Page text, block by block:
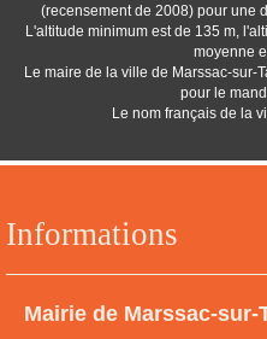
Informations
Mairie de Marssac-sur-
(recensement de 2008) pour une
L'altitude minimum est de 135 m,
moyenne
Le maire de la ville de Marssac-sur-
pour le
Le nom français de la